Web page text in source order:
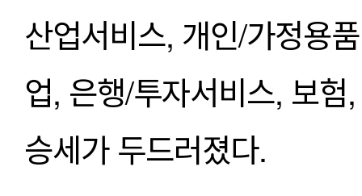
산업서비스, 개인/가정용
업, 은행/투자서비스, 보
승세가 두드러졌다.